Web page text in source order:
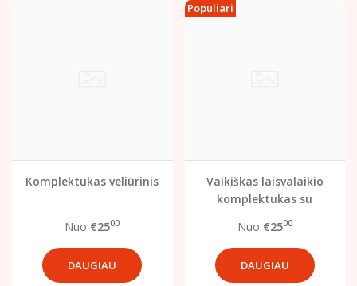
Komplektukas veliūrinis
Nuo €2500
DAUGIAU
Populiari
Vaikiškas laisvalaikio
komplektukas su
Nuo €2500
DAUGIAU